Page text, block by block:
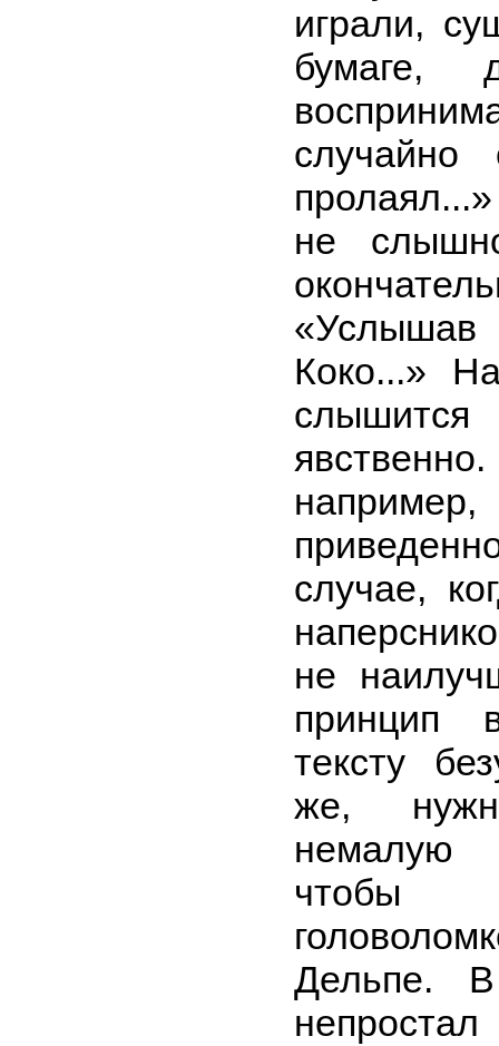
играли,
не
Коко...»
случае,
не
принцип
тексту
же,
немалую
чтобы
Дельпе.